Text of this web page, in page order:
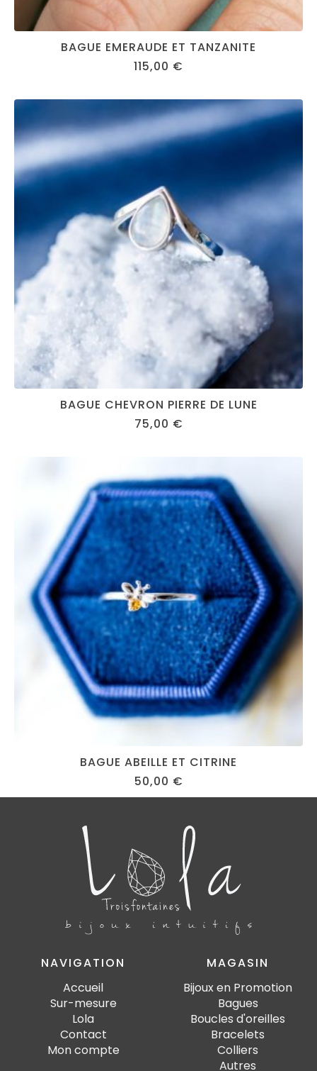
BAGUE EMERAUDE ET TANZANITE
115,00 €
BAGUE CHEVRON PIERRE DE LUNE
75,00 €
BAGUE ABEILLE ET CITRINE
50,00 €
NAVIGATION
Accueil
Sur-mesure
Lola
Contact
Mon compte
MAGASIN
Bijoux en Promotion
Bagues
Boucles d'oreilles
Bracelets
Colliers
Autres